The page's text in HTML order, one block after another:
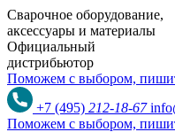
Сварочное оборудование,
аксессуары и материалы
Официальный
дистрибьютор
Поможем с выбором,
+7 (495) 212-18-67
Поможем с выбором,